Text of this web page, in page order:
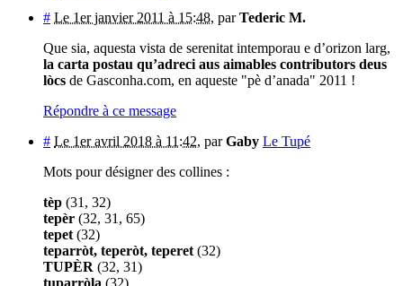
# Le 1er janvier 2011 à 15:48, parTederic M.
Que sia, aquesta vista de serenitat intemporau e d’orizon larg,
la carta postau qu’adreci aus aimables contributors deus
lòcs de Gasconha.com, en aqueste "pè d’anada" 2011 !
Répondre à ce message
# Le 1er avril 2018 à 11:42, parGaby Le Tupé
Mots pour désigner des collines :
tèp (31, 32)
tepèr (32, 31, 65)
tepet (32)
teparròt, teperòt, teperet (32)
TUPÈR (32, 31)
tuparròla (32)